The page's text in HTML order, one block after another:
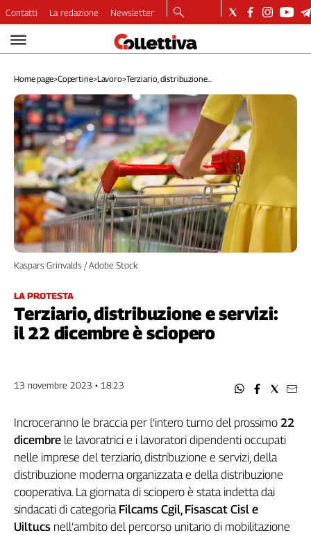
Video
Dirette
Longform
Copertine
Economia
Lavoro
Ambiente
Diritti
Welfare
Italia
Internazionale
Culture
Categorie
Filcams
Filctem
Fiom
Flai
Flc
Fp
Nidil
Slc
Spi
Contatti La redazione Newsletter
Home page>Copertine>Lavoro>Terziario, distribuzione...
LA PROTESTA
Terziario, distribuzione e servizi:
il 22 dicembre è sciopero
Kaspars Grinvalds / Adobe Stock
13 novembre 2023 • 18:23
Incroceranno le braccia per l’intero turno del prossimo 22
dicembre le lavoratrici e i lavoratori dipendenti occupati
nelle imprese del terziario, distribuzione e servizi, della
distribuzione moderna organizzata e della distribuzione
cooperativa. La giornata di sciopero è stata indetta dai
sindacati di categoria Filcams Cgil, Fisascat Cisl e
Uiltucs nell’ambito del percorso unitario di mobilitazione